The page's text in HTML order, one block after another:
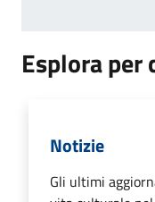
Esplora per
Notizie
Gli ultimi